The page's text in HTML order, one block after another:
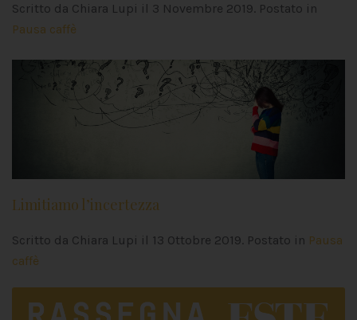
Scritto da Chiara Lupi il 3 Novembre 2019. Postato in
Pausa caffè
Limitiamo l’incertezza
Scritto da Chiara Lupi il 13 Ottobre 2019. Postato in Pausa
caffè